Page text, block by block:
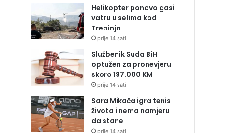
Helikopter ponovo gasi
vatru u selima kod
Trebinja
prije 14 sati
Službenik Suda BiH
optužen za pronevjeru
skoro 197.000 KM
prije 14 sati
Sara Mikača igra tenis
života i nema namjeru
da stane
prije 14 sati